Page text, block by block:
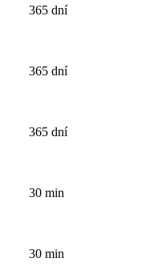
365 dní
365 dní
365 dní
30 min
30 min